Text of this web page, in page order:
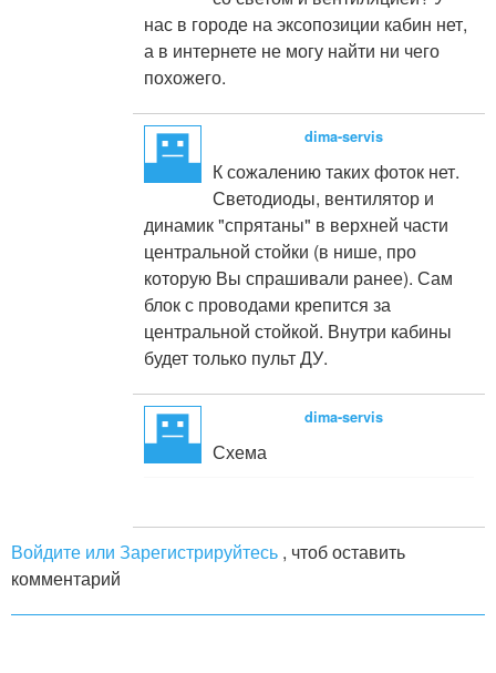
нас в городе на эксопозиции кабин нет,
а в интернете не могу найти ни чего
похожего.
dima-servis
К сожалению таких фоток нет.
Светодиоды, вентилятор и
динамик "спрятаны" в верхней части
центральной стойки (в нише, про
которую Вы спрашивали ранее). Сам
блок с проводами крепится за
центральной стойкой. Внутри кабины
будет только пульт ДУ.
dima-servis
Схема
Войдите или Зарегистрируйтесь , чтоб оставить
комментарий